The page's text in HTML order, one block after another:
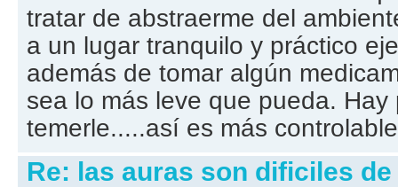
tratar de abstraerme del
a un lugar tranquilo y práctico
además de tomar algún
sea lo más leve que pueda. Hay
temerle.....así es más
Re: las auras son dificiles